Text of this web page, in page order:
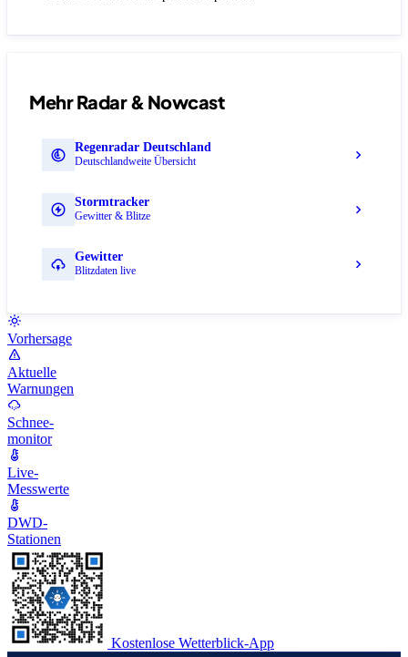
Mehr Radar & Nowcast
Regenradar Deutschland
Deutschlandweite Übersicht
Stormtracker
Gewitter & Blitze
Gewitter
Blitzdaten live
Vorhersage
Aktuelle
Warnungen
Schnee-
monitor
Live-
Messwerte
DWD-
Stationen
Kostenlose Wetterblick-App